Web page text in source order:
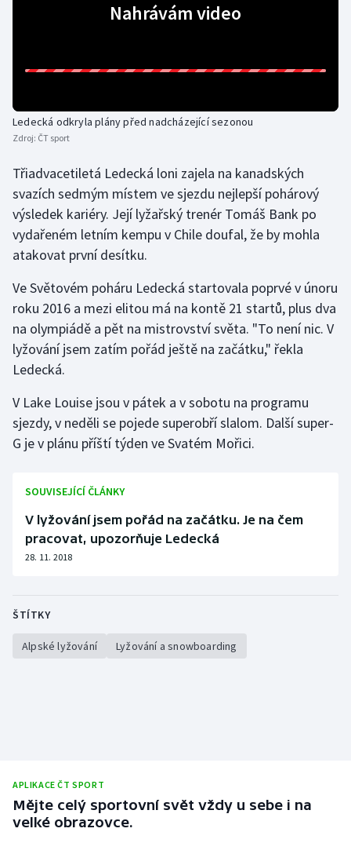
Rychlobruslení
Short track
Sportovní střelba
Triatlon
Veslování
Volejbal
Nahrávám video
Ledecká odkryla plány před nadcházející sezonou
Zdroj: ČT sport
Třiadvacetiletá Ledecká loni zajela na kanadských
svazích sedmým místem ve sjezdu nejlepší pohárový
výsledek kariéry. Její lyžařský trenér Tomáš Bank po
vydařeném letním kempu v Chile doufal, že by mohla
atakovat první desítku.
Ve Světovém poháru Ledecká startovala poprvé v únoru
roku 2016 a mezi elitou má na kontě 21 startů, plus dva
na olympiádě a pět na mistrovství světa. "To není nic. V
lyžování jsem zatím pořád ještě na začátku," řekla
Ledecká.
V Lake Louise jsou v pátek a v sobotu na programu
sjezdy, v neděli se pojede superobří slalom. Další super-
G je v plánu příští týden ve Svatém Mořici.
SOUVISEJÍCÍ ČLÁNKY
V lyžování jsem pořád na začátku. Je na čem
pracovat, upozorňuje Ledecká
28. 11. 2018
ŠTÍTKY
Alpské lyžování Lyžování a snowboarding
APLIKACE ČT SPORT
Mějte celý sportovní svět vždy u sebe i na
velké obrazovce.